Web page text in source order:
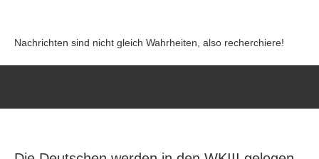
springen
Nachrichten sind nicht gleich Wahrheiten, also recherchiere!